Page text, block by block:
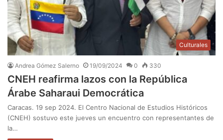
Culturales
Andrea Gómez Salerno 19/09/2024 0 330
CNEH reafirma lazos con la República
Árabe Saharaui Democrática
Caracas. 19 sep 2024. El Centro Nacional de Estudios Históricos
(CNEH) sostuvo este jueves un encuentro con representantes de
la…